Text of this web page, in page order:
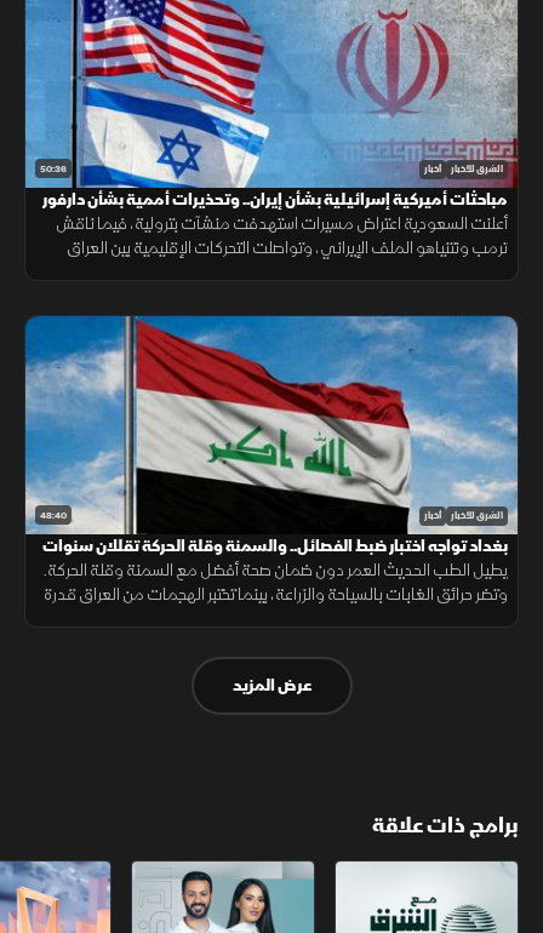
50:36 الشرق للأخبار أخبار
مباحثات أميركية إسرائيلية بشأن إيران.. وتحذيرات أممية بشأن دارفور
أعلنت السعودية اعتراض مسيرات استهدفت منشآت بترولية، فيما ناقش
ترمب ونتنياهو الملف الإيراني، وتواصلت التحركات الإقليمية بين العراق
48:40 الشرق للأخبار أخبار
بغداد تواجه اختبار ضبط الفصائل.. والسمنة وقلة الحركة تقللان سنوات
الصحة
يطيل الطب الحديث العمر دون ضمان صحة أفضل مع السمنة وقلة الحركة.
وتضر حرائق الغابات بالسياحة والزراعة، بينما تختبر الهجمات من العراق قدرة
عرض المزيد
برامج ذات علاقة
مع الشرق الأوسط الخبر الآخر أخبار الشرق